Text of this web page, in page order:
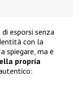
esporsi senza
con la
spiegare, ma è
propria